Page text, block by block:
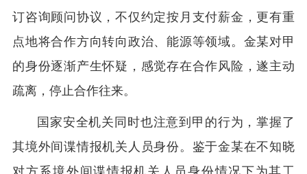
订咨询顾问协议，不仅约定按月支付薪金，更有重
点地将合作方向转向政治、能源等领域。金某对甲
的身份逐渐产生怀疑，感觉存在合作风险，遂主动
疏离，停止合作往来。
国家安全机关同时也注意到甲的行为，掌握了
其境外间谍情报机关人员身份。鉴于金某在不知晓
对方系境外间谍情报机关人员身份情况下为其工